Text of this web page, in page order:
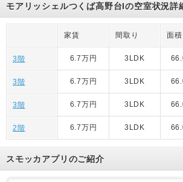
モアリッシェルつくば高野台Iの空室状況詳
家賃 間取り 面積
3階 6.7万円 3LDK
3階 6.7万円 3LDK
3階 6.7万円 3LDK
2階 6.7万円 3LDK
スモッカアプリのご紹介